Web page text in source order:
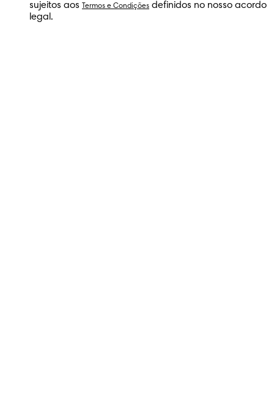
sujeitos aos
Termos e Condições definidos no nosso acordo
legal.